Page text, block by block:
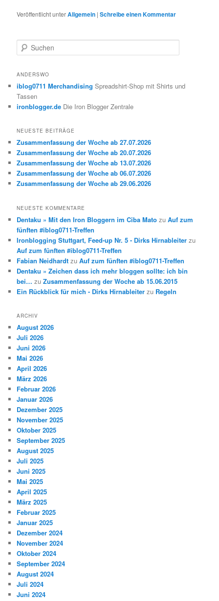
Veröffentlicht unterAllgemein |Schreibe einen Kommentar
u
h
n
ANDERSWO
iblog0711 Merchandising Spreadshirt-Shop mit Shirts und
Tassen
ironblogger.de Die Iron Blogger Zentrale
NEUESTE BEITRÄGE
Zusammenfassung der Woche ab 27.07.2026
Zusammenfassung der Woche ab 20.07.2026
Zusammenfassung der Woche ab 13.07.2026
Zusammenfassung der Woche ab 06.07.2026
Zusammenfassung der Woche ab 29.06.2026
NEUESTE KOMMENTARE
Dentaku » Mit den Iron Bloggern im Ciba Mato zuAuf zum
fünften #iblog0711-Treffen
Ironblogging Stuttgart, Feed-up Nr. 5 - Dirks Hirnableiter zu
Auf zum fünften #iblog0711-Treffen
Fabian Neidhardt zuAuf zum fünften #iblog0711-Treffen
Dentaku » Zeichen dass ich mehr bloggen sollte: ich bin
bei… zuZusammenfassung der Woche ab 15.06.2015
Ein Rückblick für mich - Dirks Hirnableiter zu Regeln
ARCHIV
August 2026
Juli 2026
Juni 2026
Mai 2026
April 2026
März 2026
Februar 2026
Januar 2026
Dezember 2025
November 2025
Oktober 2025
September 2025
August 2025
Juli 2025
Juni 2025
Mai 2025
April 2025
März 2025
Februar 2025
Januar 2025
Dezember 2024
November 2024
Oktober 2024
September 2024
August 2024
Juli 2024
Juni 2024